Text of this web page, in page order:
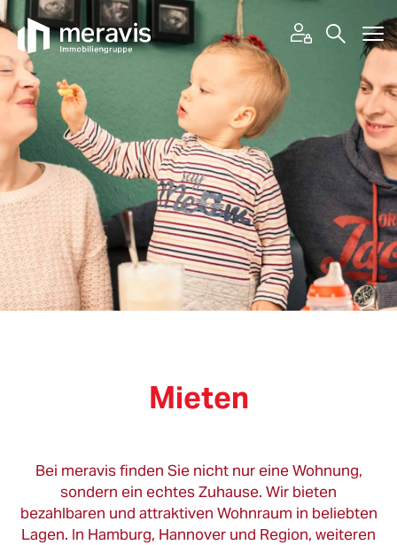
Mieten
Bei meravis finden Sie nicht nur eine Wohnung,
sondern ein echtes Zuhause. Wir bieten
bezahlbaren und attraktiven Wohnraum in beliebten
Lagen. In Hamburg, Hannover und Region, weiteren